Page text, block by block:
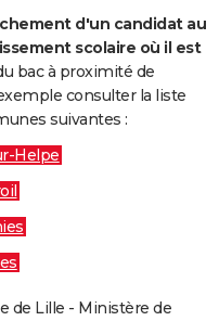
d'un candidat au
scolaire où il est
bac à proximité de
consulter la liste
suivantes :
Helpe
de Lille - Ministère de